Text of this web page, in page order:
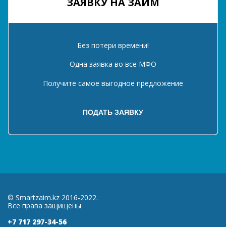
Без потери времени!
Одна заявка во все МФО
Получите самое выгодное предложение
© Smartzaim.kz 2016-2022.
Все права защищены
+7 717 297-34-56